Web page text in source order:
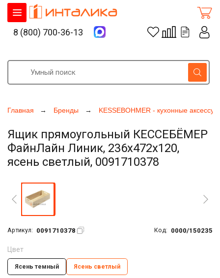
Главная Бренды KESSEBOHMER - кухонные
Ящик прямоугольный КЕССЕБЁМЕР
ФайнЛайн Линик, 236x472x120,
ясень светлый, 0091710378
Артикул: 0091710378 Код: 0000/150235
Цвет
Ясень темный Ясень светлый
8 (800) 700-36-13